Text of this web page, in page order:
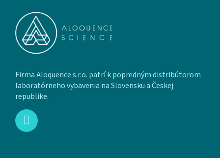
Firma Aloquence s.r.o. patrí k popredným distribútorom
laboratórneho vybavenia na Slovensku a Českej
republike.